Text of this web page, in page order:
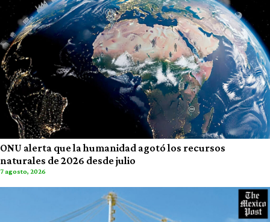
ONU alerta que la humanidad agotó los recursos
naturales de 2026 desde julio
7 agosto, 2026